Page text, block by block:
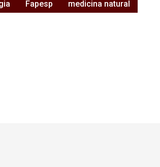
Fapesp
medicina natural